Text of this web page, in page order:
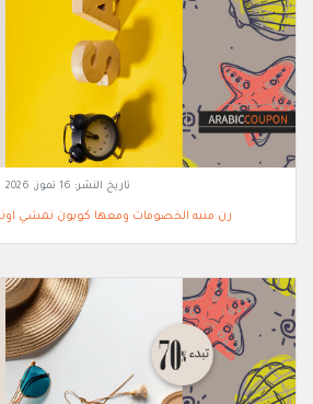
تاريخ النشر: 16 تموز, 2026
رن منبه الخصومات ومعها كوبون نمشي